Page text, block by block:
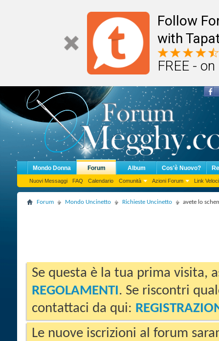
Follow
with
FREE -
Mondo Donna Forum
Nuovi Messaggi FAQ Calendario Comunità Azioni Forum Link Veloci
Album Cos'è Nuovo?
Forum Mondo Uncinetto Richieste Uncinetto avete lo
Se questa è la tua prima visita,
REGOLAMENTI. Se riscontri
contattaci da qui:
Le nuove iscrizioni al forum